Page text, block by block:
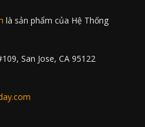
là sản phẩm của Hệ Thống
San Jose, CA 95122